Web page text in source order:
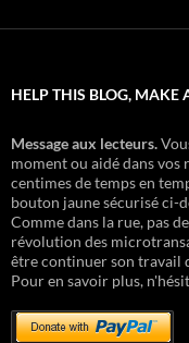
HELP THIS BLOG,
Message aux lecteurs.
moment ou aidé dans
centimes de temps en
bouton jaune sécurisé ci-
Comme dans la rue, pas
révolution des
être continuer son travail
Pour en savoir plus,